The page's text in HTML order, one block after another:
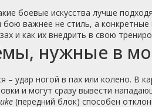
боевые искусства лучше
важнее не стиль, а
и как их внедрить в свою
нужные в
удар ногой в пах или колено. В
и могут сразу вывести
uke(передний блок) способен